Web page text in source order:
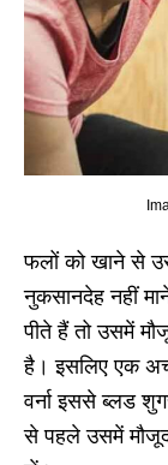
फलों को खाने से
नुकसानदेह नहीं
पीते हैं तो उसमें
है। इसलिए एक
वर्ना इससे ब्लड
से पहले उसमें